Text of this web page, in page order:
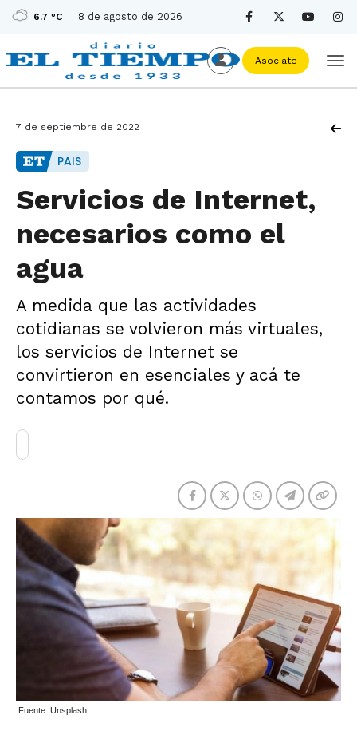
6.7 ºC 8 de agosto de 2026
Asociate
7 de septiembre de 2022
PAIS
Servicios de Internet,
necesarios como el
agua
A medida que las actividades
cotidianas se volvieron más virtuales,
los servicios de Internet se
convirtieron en esenciales y acá te
contamos por qué.
Fuente: Unsplash